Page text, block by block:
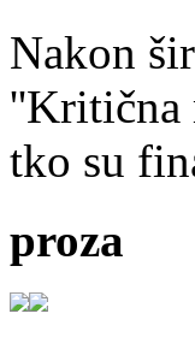
Nakon
''Kritična
tko su
proza